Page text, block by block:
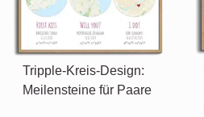
Tripple-Kreis-Design:
Meilensteine für Paare